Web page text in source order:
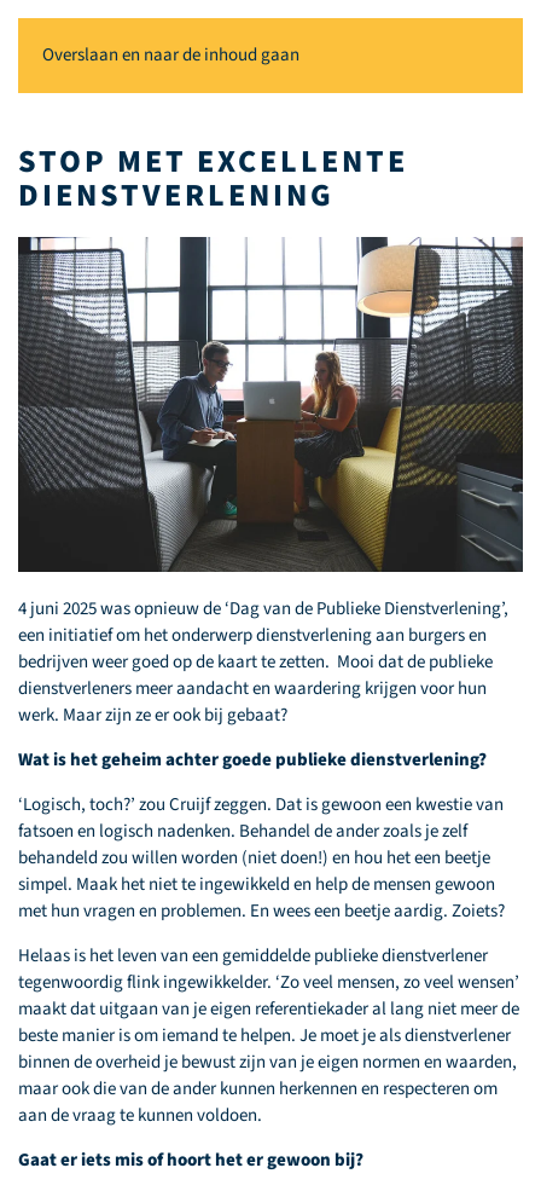
Overslaan en naar de inhoud gaan
STOP MET EXCELLENTE
DIENSTVERLENING
4 juni 2025 was opnieuw de ‘Dag van de Publieke Dienstverlening’,
een initiatief om het onderwerp dienstverlening aan burgers en
bedrijven weer goed op de kaart te zetten. Mooi dat de publieke
dienstverleners meer aandacht en waardering krijgen voor hun
werk. Maar zijn ze er ook bij gebaat?
Wat is het geheim achter goede publieke dienstverlening?
‘Logisch, toch?’ zou Cruijf zeggen. Dat is gewoon een kwestie van
fatsoen en logisch nadenken. Behandel de ander zoals je zelf
behandeld zou willen worden (niet doen!) en hou het een beetje
simpel. Maak het niet te ingewikkeld en help de mensen gewoon
met hun vragen en problemen. En wees een beetje aardig. Zoiets?
Helaas is het leven van een gemiddelde publieke dienstverlener
tegenwoordig flink ingewikkelder. ‘Zo veel mensen, zo veel wensen’
maakt dat uitgaan van je eigen referentiekader al lang niet meer de
beste manier is om iemand te helpen. Je moet je als dienstverlener
binnen de overheid je bewust zijn van je eigen normen en waarden,
maar ook die van de ander kunnen herkennen en respecteren om
aan de vraag te kunnen voldoen.
Gaat er iets mis of hoort het er gewoon bij?